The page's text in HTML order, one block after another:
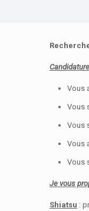
Candidature
Vous
Vous
Vous
Vous
Vous
Je vous
Shiatsu :